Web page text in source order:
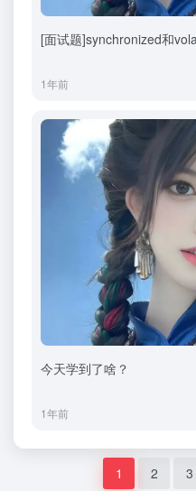
[面试题]synchronized和
1年前
今天学到了啥？
1年前
1 2 3